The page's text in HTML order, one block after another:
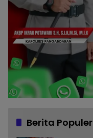
Berita Populer